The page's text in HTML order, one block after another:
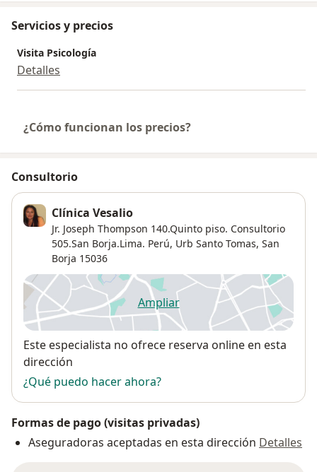
Servicios y precios
Visita Psicología
Detalles
¿Cómo funcionan los precios?
Consultorio
Clínica Vesalio
Jr. Joseph Thompson 140.Quinto piso. Consultorio
505.San Borja.Lima. Perú, Urb Santo Tomas, San
Borja 15036
Ampliarse abre en una nueva
Disponibilidad
Este especialista no ofrece reserva online en esta
dirección
¿Qué puedo hacer ahora?
Formas de pago (visitas privadas)
Aseguradoras aceptadas en esta dirección Detalles